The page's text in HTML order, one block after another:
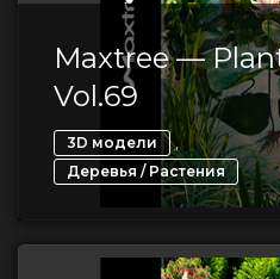
Maxtree —
Vol.69
3D модели ,
Деревья / Растения